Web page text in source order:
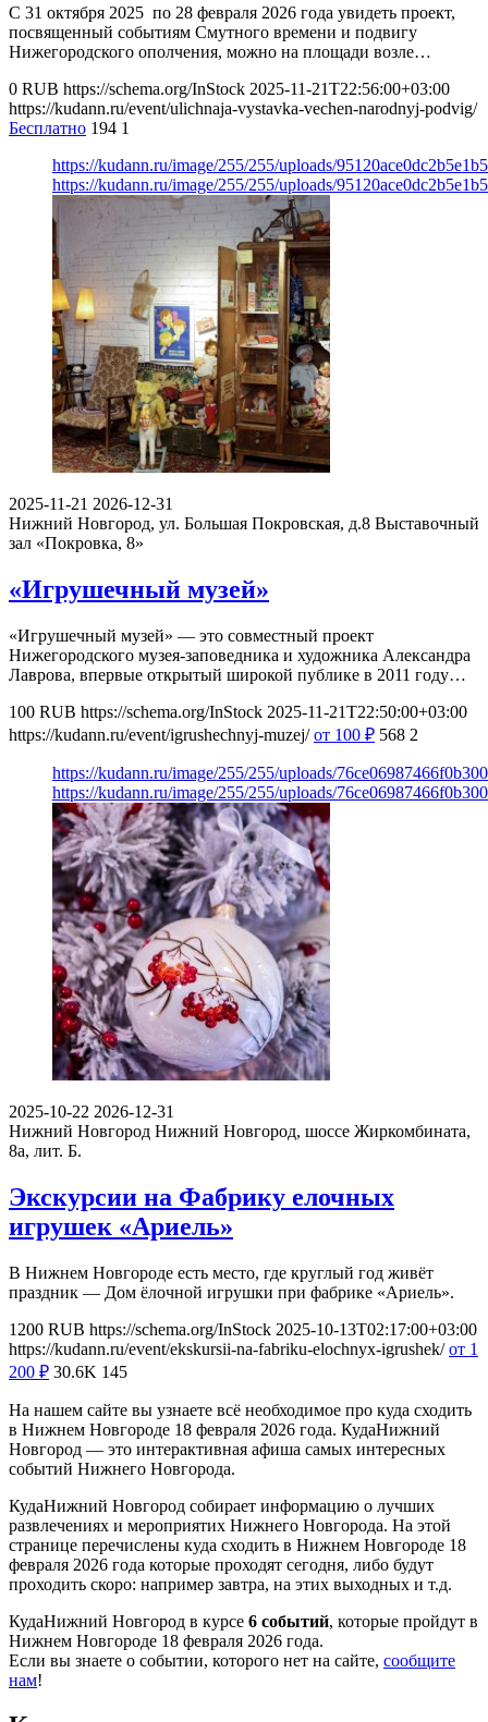
С 31 октября 2025 по 28 февраля 2026 года увидеть проект,
посвященный событиям Смутного времени и подвигу
Нижегородского ополчения, можно на площади возле…
0 RUB https://schema.org/InStock 2025-11-21T22:56:00+03:00
https://kudann.ru/event/ulichnaja-vystavka-vechen-narodnyj-podvig/
Бесплатно 194 1
https://kudann.ru/image/255/255/uploads/
https://kudann.ru/image/255/255/uploads/
2025-11-21 2026-12-31
Нижний Новгород, ул. Большая Покровская, д.8 Выставочный
зал «Покровка, 8»
«Игрушечный музей»
«Игрушечный музей» — это совместный проект
Нижегородского музея-заповедника и художника Александра
Лаврова, впервые открытый широкой публике в 2011 году…
100 RUB https://schema.org/InStock 2025-11-21T22:50:00+03:00
https://kudann.ru/event/igrushechnyj-muzej/ от 100 ₽ 568 2
https://kudann.ru/image/255/255/uploads/
https://kudann.ru/image/255/255/uploads/
2025-10-22 2026-12-31
Нижний Новгород Нижний Новгород, шоссе Жиркомбината,
8а, лит. Б.
Экскурсии на Фабрику елочных
игрушек «Ариель»
В Нижнем Новгороде есть место, где круглый год живёт
праздник — Дом ёлочной игрушки при фабрике «Ариель».
1200 RUB https://schema.org/InStock 2025-10-13T02:17:00+03:00
https://kudann.ru/event/ekskursii-na-fabriku-elochnyx-igrushek/ от 1
200 ₽ 30.6K 145
На нашем сайте вы узнаете всё необходимое про куда сходить
в Нижнем Новгороде 18 февраля 2026 года. КудаНижний
Новгород — это интерактивная афиша самых интересных
событий Нижнего Новгорода.
КудаНижний Новгород собирает информацию о лучших
развлечениях и мероприятих Нижнего Новгорода. На этой
странице перечислены куда сходить в Нижнем Новгороде 18
февраля 2026 года которые проходят сегодня, либо будут
проходить скоро: например завтра, на этих выходных и т.д.
КудаНижний Новгород в курсе 6 событий, которые пройдут в
Нижнем Новгороде 18 февраля 2026 года.
Если вы знаете о событии, которого нет на сайте, сообщите
нам!